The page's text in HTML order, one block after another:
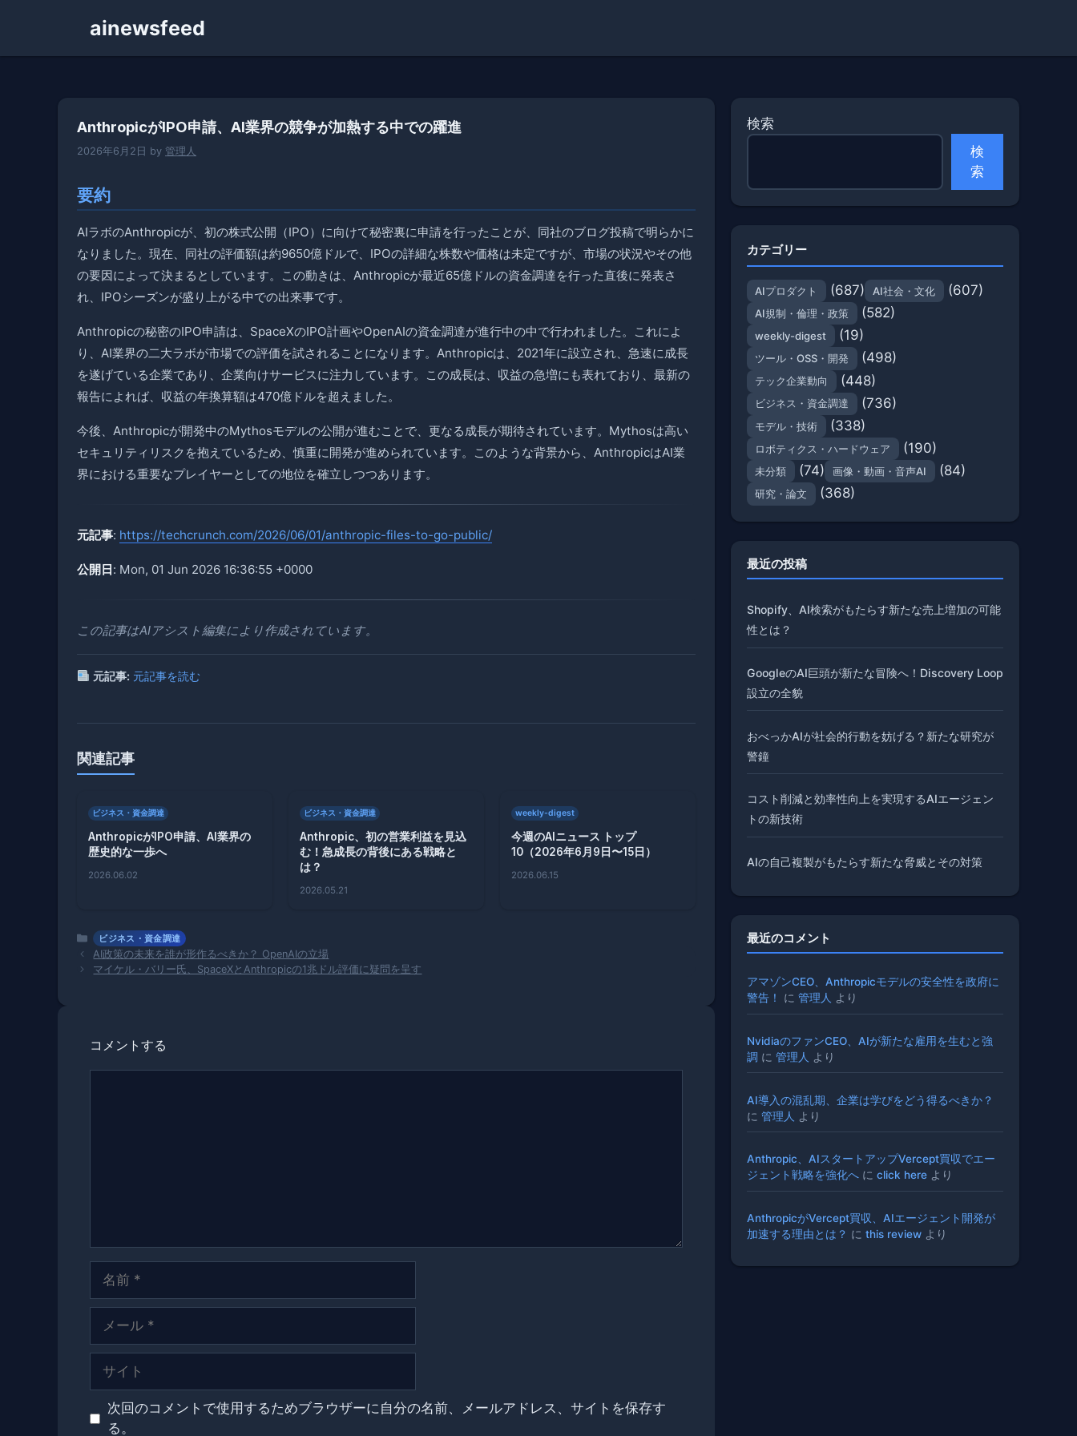
ainewsfeed
AnthropicがIPO申請、AI業界の競争が加熱する中での躍進
2026年6月2日 by 管理人
要約
AIラボのAnthropicが、初の株式公開（IPO）に向けて秘密裏に申請を行ったことが、同社のブログ投稿で明らかに
なりました。現在、同社の評価額は約9650億ドルで、IPOの詳細な株数や価格は未定ですが、市場の状況やその他
の要因によって決まるとしています。この動きは、Anthropicが最近65億ドルの資金調達を行った直後に発表さ
れ、IPOシーズンが盛り上がる中での出来事です。
Anthropicの秘密のIPO申請は、SpaceXのIPO計画やOpenAIの資金調達が進行中の中で行われました。これによ
り、AI業界の二大ラボが市場での評価を試されることになります。Anthropicは、2021年に設立され、急速に成長
を遂げている企業であり、企業向けサービスに注力しています。この成長は、収益の急増にも表れており、最新の
報告によれば、収益の年換算額は470億ドルを超えました。
今後、Anthropicが開発中のMythosモデルの公開が進むことで、更なる成長が期待されています。Mythosは高い
セキュリティリスクを抱えているため、慎重に開発が進められています。このような背景から、AnthropicはAI業
界における重要なプレイヤーとしての地位を確立しつつあります。
元記事: https://techcrunch.com/2026/06/01/anthropic-files-to-go-public/
公開日: Mon, 01 Jun 2026 16:36:55 +0000
この記事はAIアシスト編集により作成されています。
元記事: 元記事を読む
関連記事
ビジネス・資金調達
AnthropicがIPO申請、AI業界の
歴史的な一歩へ
2026.06.02
ビジネス・資金調達
Anthropic、初の営業利益を見込
む！急成長の背後にある戦略と
は？
2026.05.21
weekly-digest
今週のAIニュース トップ
10（2026年6月9日〜15日）
2026.06.15
カ
テ
ゴ
ビジネス・資金調達
AI政策の未来を誰が形作るべきか？ OpenAIの立場
マイケル・バリー氏、SpaceXとAnthropicの1兆ドル評価に疑問を呈す
コメントする
ル
次回のコメントで使用するためブラウザーに自分の名前、メールアドレス、サイトを保存す
る。
検索
検
索
カテゴリー
AIプロダクト (687) AI社会・文化 (607)
AI規制・倫理・政策 (582)
weekly-digest (19)
ツール・OSS・開発 (498)
テック企業動向 (448)
ビジネス・資金調達 (736)
モデル・技術 (338)
ロボティクス・ハードウェア (190)
未分類 (74) 画像・動画・音声AI (84)
研究・論文 (368)
最近の投稿
Shopify、AI検索がもたらす新たな売上増加の可能
性とは？
GoogleのAI巨頭が新たな冒険へ！Discovery Loop
設立の全貌
おべっかAIが社会的行動を妨げる？新たな研究が
警鐘
コスト削減と効率性向上を実現するAIエージェン
トの新技術
AIの自己複製がもたらす新たな脅威とその対策
最近のコメント
アマゾンCEO、Anthropicモデルの安全性を政府に
警告！
に 管理人 より
NvidiaのファンCEO、AIが新たな雇用を生むと強
調 に 管理人 より
AI導入の混乱期、企業は学びをどう得るべきか？
に 管理人 より
Anthropic、AIスタートアップVercept買収でエー
ジェント戦略を強化へ に click here より
AnthropicがVercept買収、AIエージェント開発が
加速する理由とは？ に this review より